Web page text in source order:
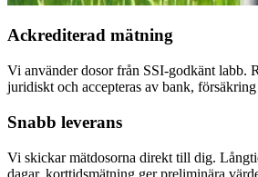
Ackrediterad mätning
Vi använder dosor från SSI-godkänt labb.
juridiskt och accepteras av bank,
Snabb leverans
Vi skickar mätdosorna direkt till dig.
dagar, korttidsmätning ger preliminära